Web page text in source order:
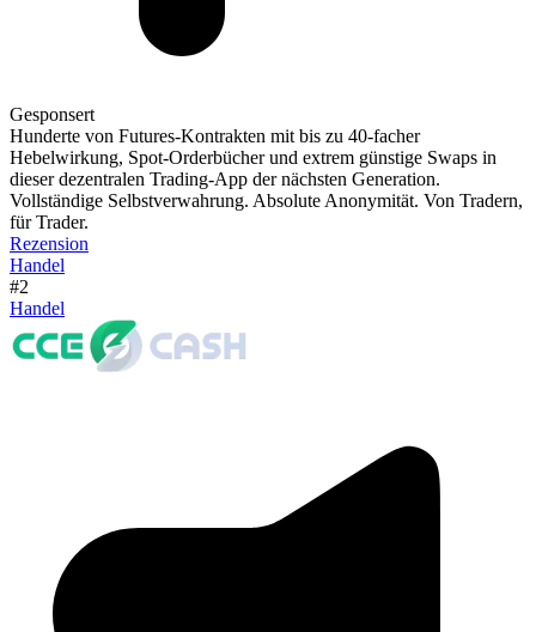
Gesponsert
Hunderte von Futures-Kontrakten mit bis zu 40-facher
Hebelwirkung, Spot-Orderbücher und extrem günstige Swaps in
dieser dezentralen Trading-App der nächsten Generation.
Vollständige Selbstverwahrung. Absolute Anonymität. Von Tradern,
für Trader.
Rezension
Handel
#2
Handel